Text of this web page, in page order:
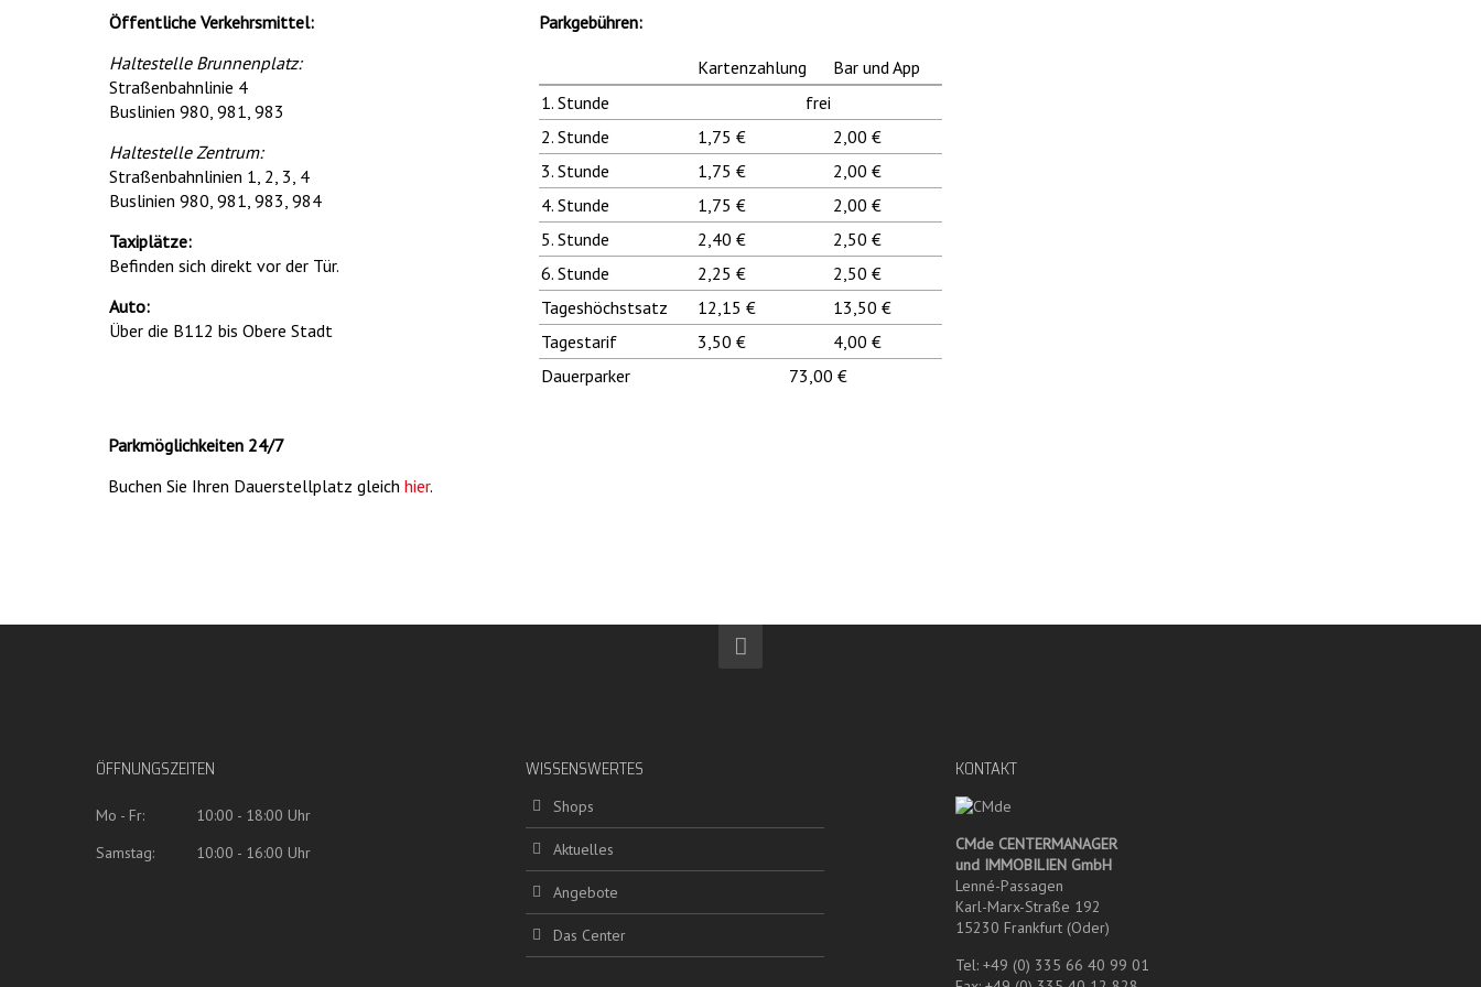
Öffentliche Verkehrsmittel:
Haltestelle Brunnenplatz:
Straßenbahnlinie 4
Buslinien 980, 981, 983
Haltestelle Zentrum:
Straßenbahnlinien 1, 2, 3, 4
Buslinien 980, 981, 983, 984
Taxiplätze:
Befinden sich direkt vor der Tür.
Auto:
Über die B112 bis Obere Stadt
Parkgebühren:
Karten­zahlung
Bar und App
1. Stunde
frei
2. Stunde
1,75 €
2,00 €
3. Stunde
1,75 €
2,00 €
4. Stunde
1,75 €
2,00 €
5. Stunde
2,40 €
2,50 €
6. Stunde
2,25 €
2,50 €
Tageshöchstsatz
12,15 €
13,50 €
Tagestarif
3,50 €
4,00 €
Dauerparker
73,00 €
Parkmöglichkeiten 24/7
Buchen Sie Ihren Dauerstellplatz gleichhier.
ÖFFNUNGSZEITEN
Mo - Fr:
10:00 - 18:00 Uhr
Samstag:
10:00 - 16:00 Uhr
WISSENSWERTES
Shops
Aktuelles
Angebote
Das Center
KONTAKT
CMde CENTERMANAGER
und IMMOBILIEN GmbH
Lenné-Passagen
Karl-Marx-Straße 192
15230 Frankfurt (Oder)
Tel: +49 (0) 335 66 40 99 01